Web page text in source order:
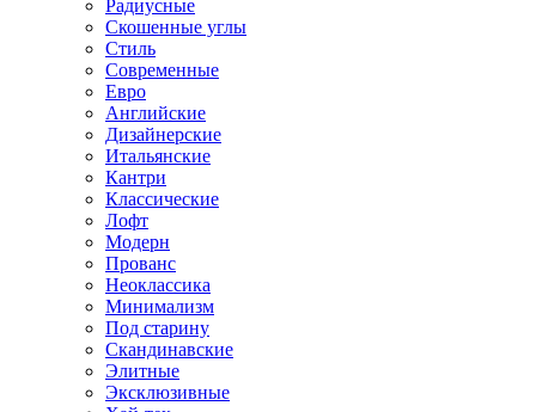
Радиусные
Скошенные углы
Стиль
Современные
Евро
Английские
Дизайнерские
Итальянские
Кантри
Классические
Лофт
Модерн
Прованс
Неоклассика
Минимализм
Под старину
Скандинавские
Элитные
Эксклюзивные